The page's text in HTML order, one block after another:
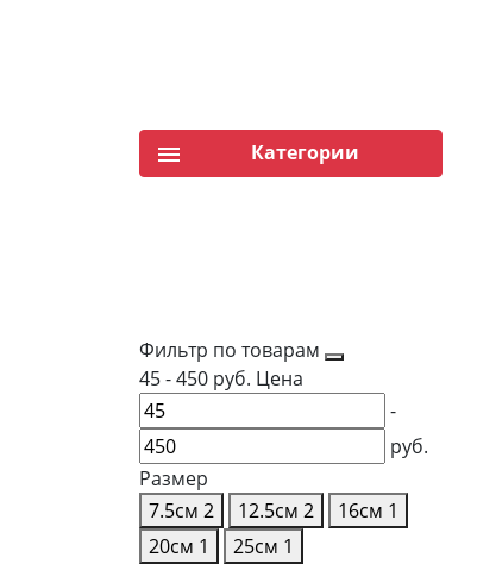
Категории
Фильтр по товарам
45-450 руб. Цена
-
руб.
Размер
7.5см 2 12.5см 2 16см 1
20см 1 25см 1